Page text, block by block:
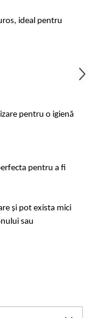
ideal pentru
pentru o igienă
pentru a fi
și pot exista mici
sau